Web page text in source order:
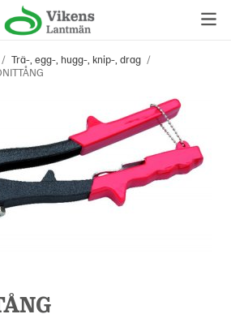
/ Trä-, egg-, hugg-, knip-, drag /